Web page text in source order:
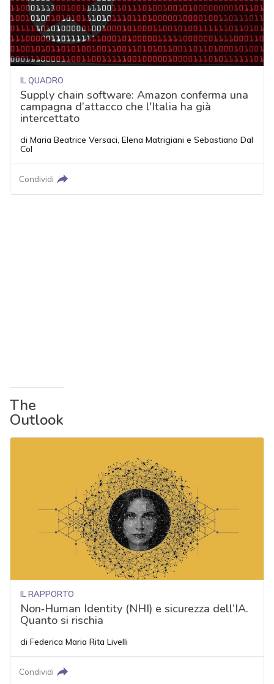
IL QUADRO
Supply chain software: Amazon conferma una
campagna d’attacco che l'Italia ha già
intercettato
di Maria Beatrice Versaci, Elena Matrigiani e Sebastiano Dal
Col
Condividi
The
Outlook
IL RAPPORTO
Non‑Human Identity (NHI) e sicurezza dell’IA.
Quanto si rischia
di Federica Maria Rita Livelli
Condividi